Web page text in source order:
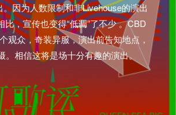
因为人数限制和非Livehouse的演出
比，宣传也变得“低调”了不少 。CBD
观众，奇装异服，演出前告知地点，
。相信这将是场十分有趣的演出。